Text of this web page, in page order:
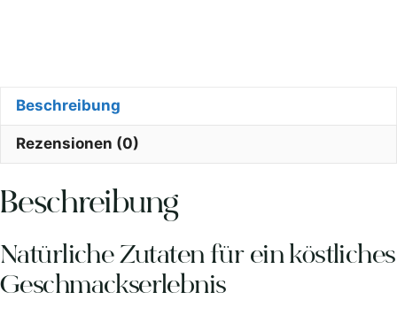
Beschreibung
Rezensionen (0)
Beschreibung
Natürliche Zutaten für ein köstliches
Geschmackserlebnis